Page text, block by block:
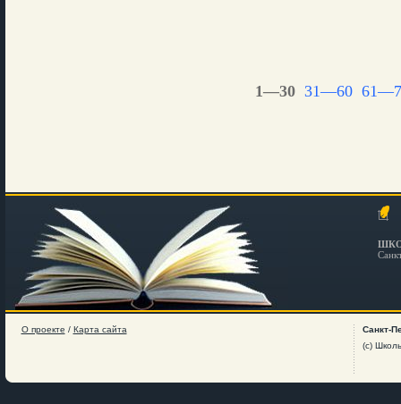
1—30 31—60
О проекте / Карта сайта
Санкт-
(c)